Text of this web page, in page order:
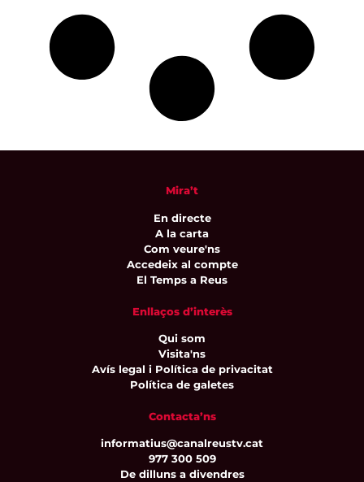
Mira’t
En directe
A la carta
Com veure'ns
Accedeix al compte
El Temps a Reus
Enllaços d’interès
Qui som
Visita'ns
Avís legal i Política de privacitat
Política de galetes
Contacta’ns
informatius@canalreustv.cat
977 300 509
De dilluns a divendres